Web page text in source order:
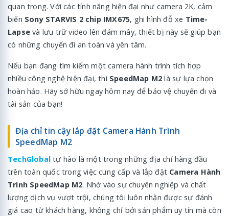
quan trọng. Với các tính năng hiện đại như camera 2K, cảm
biến Sony STARVIS 2 chip IMX675, ghi hình đỗ xe Time-
Lapse và lưu trữ video lên đám mây, thiết bị này sẽ giúp bạn
có những chuyến đi an toàn và yên tâm.
Nếu bạn đang tìm kiếm một camera hành trình tích hợp
nhiều công nghệ hiện đại, thì SpeedMap M2 là sự lựa chọn
hoàn hảo. Hãy sở hữu ngay hôm nay để bảo vệ chuyến đi và
tài sản của bạn!
Địa chỉ tin cậy lắp đặt Camera Hành Trình
SpeedMap M2
TechGlobal tự hào là một trong những địa chỉ hàng đầu
trên toàn quốc trong việc cung cấp và lắp đặt Camera Hành
Trình SpeedMap M2. Nhờ vào sự chuyên nghiệp và chất
lượng dịch vụ vượt trội, chúng tôi luôn nhận được sự đánh
giá cao từ khách hàng, không chỉ bởi sản phẩm uy tín mà còn